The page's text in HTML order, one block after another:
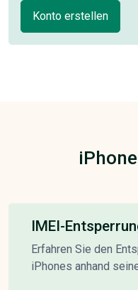
Konto erstellen
IMEI-
Erfahren Sie den
iPhones anhand